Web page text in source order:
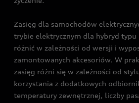
Zasięg dla samochodów
trybie elektrycznym dla hybryd typu
różnić w zależności od wersji i
zamontowanych akcesoriów. W
zasięg różni się w zależności od
korzystania z dodatkowych
temperatury zewnętrznej, liczby